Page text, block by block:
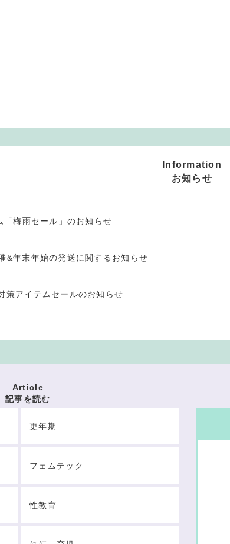
Information
お知らせ
梅雨セール」のお知らせ
&年末年始の発送に関するお知らせ
策アイテムセールのお知らせ
Article
記事を読む
更年期
フェムテック
性教育